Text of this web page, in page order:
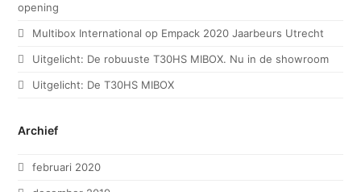
opening
Multibox International op Empack 2020 Jaarbeurs Utrecht
Uitgelicht: De robuuste T30HS MIBOX. Nu in de showroom
Uitgelicht: De T30HS MIBOX
Archief
februari 2020